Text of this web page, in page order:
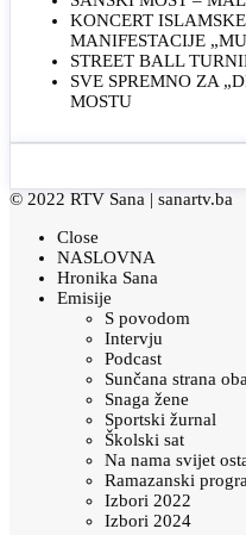
KONCERT
MANIFESTACIJE
STREET BALL
SVE SPREMNO ZA
MOSTU
© 2022 RTV Sana | sanartv.ba
Close
NASLOVNA
Hronika Sana
Emisije
S povodom
Intervju
Podcast
Sunčana strana
Snaga žene
Sportski žurnal
Školski sat
Na nama svijet
Ramazanski
Izbori 2022
Izbori 2024